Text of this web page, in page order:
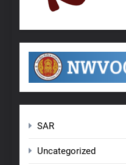
SAR
Uncategorized